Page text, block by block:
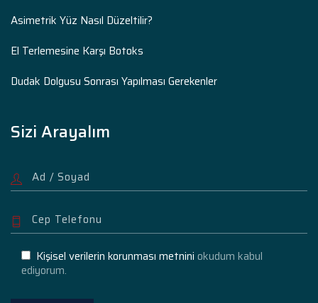
Asimetrik Yüz Nasıl Düzeltilir?
El Terlemesine Karşı Botoks
Dudak Dolgusu Sonrası Yapılması Gerekenler
Sizi Arayalım
Kişisel verilerin korunması metnini okudum kabul
ediyorum.